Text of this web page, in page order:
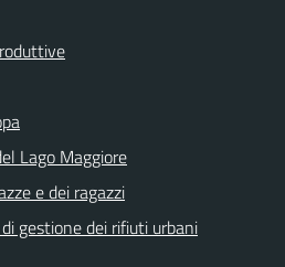
Lago Maggiore
e dei ragazzi
gestione dei rifiuti urbani